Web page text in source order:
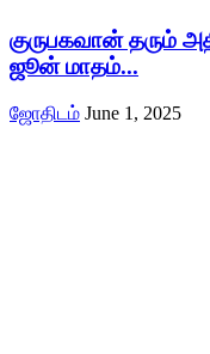
குருபகவான் தரும்
ஜூன் மாதம்...
ஜோதிடம் June 1, 2025